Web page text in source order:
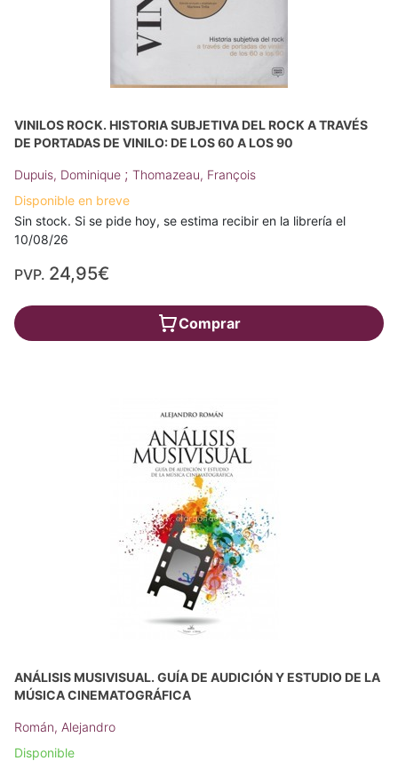
VINILOS ROCK. HISTORIA SUBJETIVA DEL ROCK A TRAVÉS
DE PORTADAS DE VINILO: DE LOS 60 A LOS 90
Dupuis, Dominique ; Thomazeau, François
Disponible en breve
Sin stock. Si se pide hoy, se estima recibir en la librería el
10/08/26
PVP. 24,95€
Comprar
ANÁLISIS MUSIVISUAL. GUÍA DE AUDICIÓN Y ESTUDIO DE LA
MÚSICA CINEMATOGRÁFICA
Román, Alejandro
Disponible